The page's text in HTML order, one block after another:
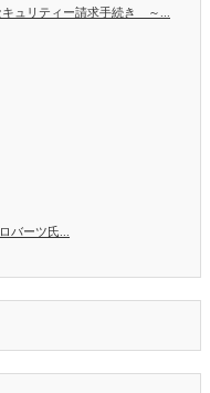
ュリティー請求手続き ～...
バーツ氏...